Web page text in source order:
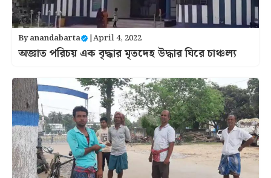
Byanandabarta |April 4, 2022
অজ্ঞাত পরিচয় এক বৃদ্ধার মৃতদেহ উদ্ধার ঘিরে চাঞ্চল্য